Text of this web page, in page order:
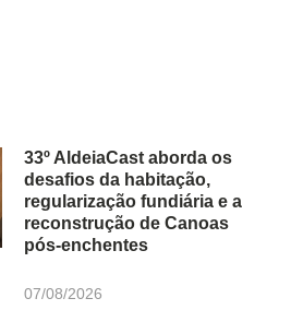
33º AldeiaCast aborda os
desafios da habitação,
regularização fundiária e a
reconstrução de Canoas
pós-enchentes
07/08/2026